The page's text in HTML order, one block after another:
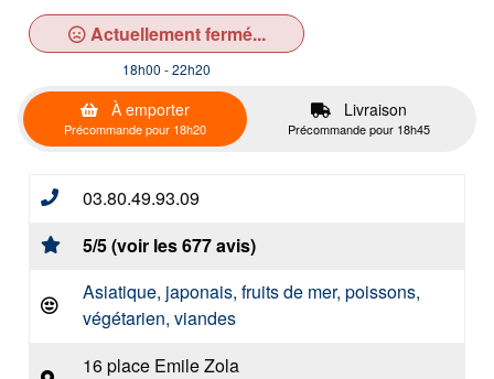
Actuellement fermé...
18h00 - 22h20
À emporter
Précommande pour 18h20
Livraison
Précommande pour 18h45
03.80.49.93.09
5/5 (voir les 677 avis)
Asiatique, japonais, fruits de mer, poissons,
végétarien, viandes
16 place Emile Zola